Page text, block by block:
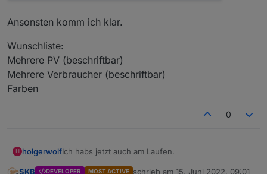
Ansonsten komm ich klar.
Wunschliste:
Mehrere PV (beschriftbar)
Mehrere Verbraucher (beschriftbar)
Farben
0
H holgerwolfIch habs jetzt auch am Laufen.
SKB DEVELOPER MOST ACTIVE schrieb am15. Juni 2022, 09:01